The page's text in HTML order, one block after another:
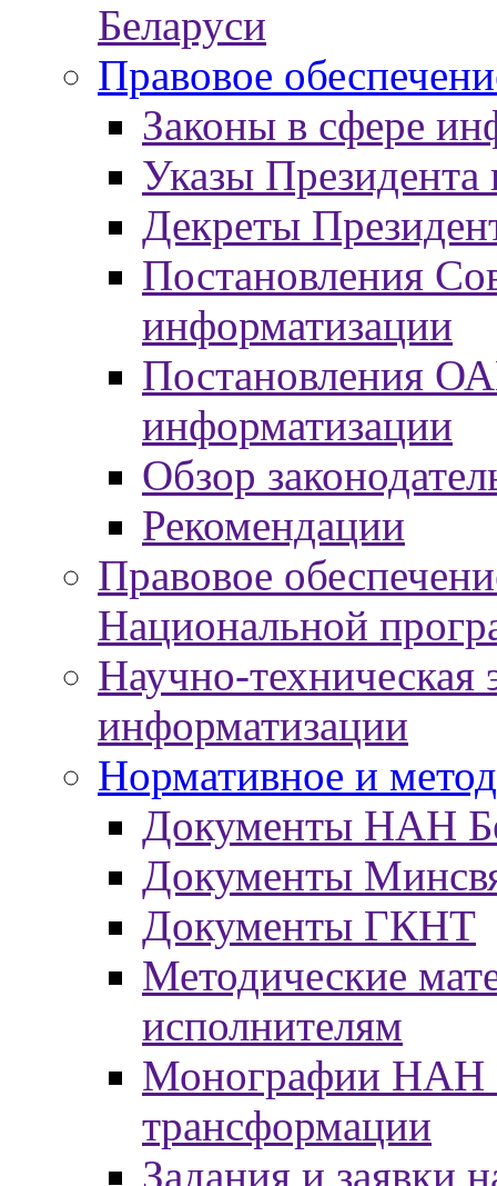
Беларуси
Правовое
Законы в сфере
Указы
Декреты
Постановления
информатизации
Постановления
информатизации
Обзор
Рекомендации
Правовое
Национальной
Научно-техническая
информатизации
Нормативное и
Документы НАН
Документы
Документы ГКНТ
Методические
исполнителям
Монографии НАН
трансформации
Задания и заявки